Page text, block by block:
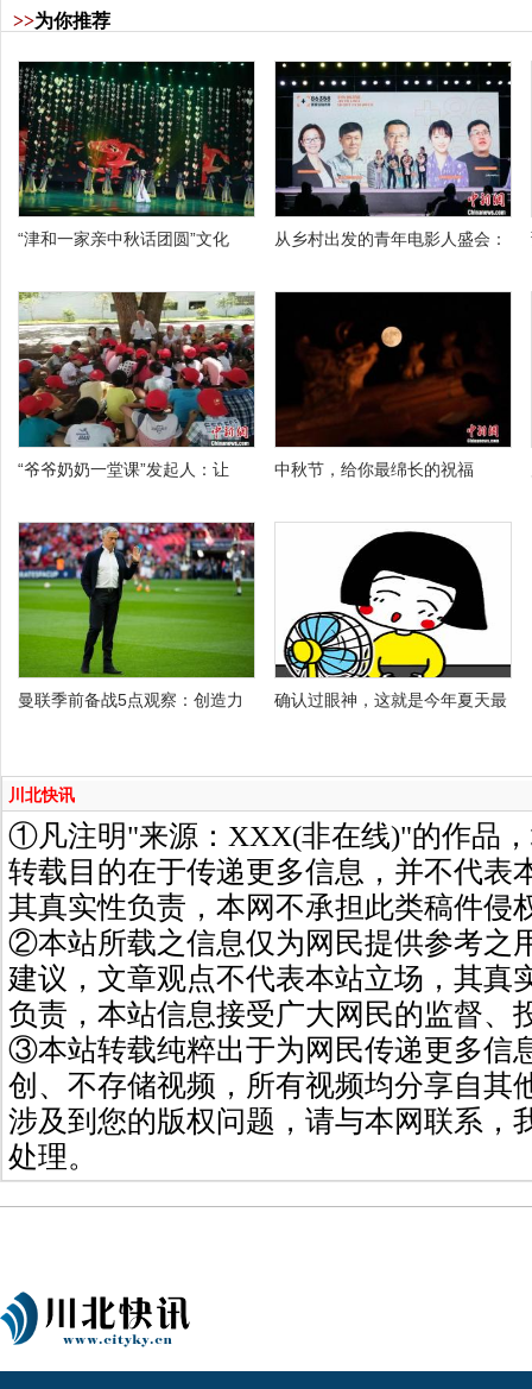
>>为你推荐
“津和一家亲中秋话团圆”文化 从乡村出发的青年电影人盛会：
“爷爷奶奶一堂课”发起人：让 中秋节，给你最绵长的祝福
曼联季前备战5点观察：创造力 确认过眼神，这就是今年夏天最
川北快讯
①凡注明"来源：XXX(非在线)"的作品
转载目的在于传递更多信息，并不代表
其真实性负责，本网不承担此类稿件侵
②本站所载之信息仅为网民提供参考之
建议，文章观点不代表本站立场，其真
负责，本站信息接受广大网民的监督、
③本站转载纯粹出于为网民传递更多信
创、不存储视频，所有视频均分享自其
涉及到您的版权问题，请与本网联系，
处理。